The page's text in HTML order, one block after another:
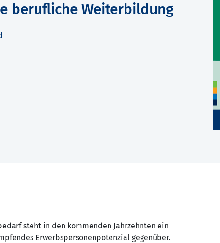
berufliche Weiterbildung
steht in den kommenden Jahrzehnten ein
Erwerbspersonenpotenzial gegenüber.